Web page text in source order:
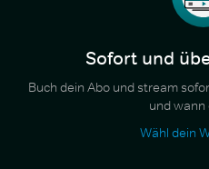
Sofort und
Buch dein Abo und stream
und wann
Wähl dein